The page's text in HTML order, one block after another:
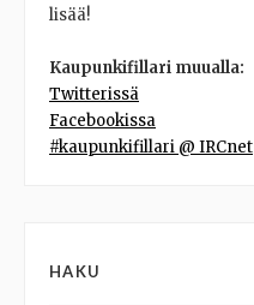
lisää!
Kaupunkifillari muualla:
Twitterissä
Facebookissa
#kaupunkifillari @ IRCnet
HAKU